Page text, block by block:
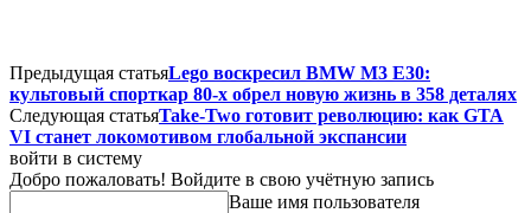
Предыдущая статьяLego воскресил BMW M3 E30:
культовый спорткар 80-х обрел новую жизнь в 358 деталях
Следующая статьяTake-Two готовит революцию: как GTA
VI станет локомотивом глобальной экспансии
войти в систему
Добро пожаловать! Войдите в свою учётную запись
Ваше имя пользователя